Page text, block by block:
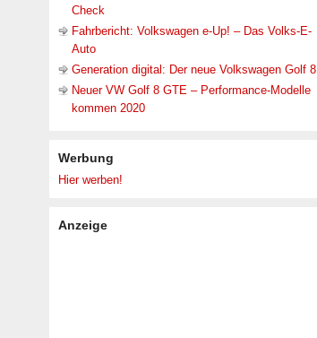
Check
Fahrbericht: Volkswagen e-Up! – Das Volks-E-
Auto
Generation digital: Der neue Volkswagen Golf 8
Neuer VW Golf 8 GTE – Performance-Modelle
kommen 2020
Werbung
Hier werben!
Anzeige